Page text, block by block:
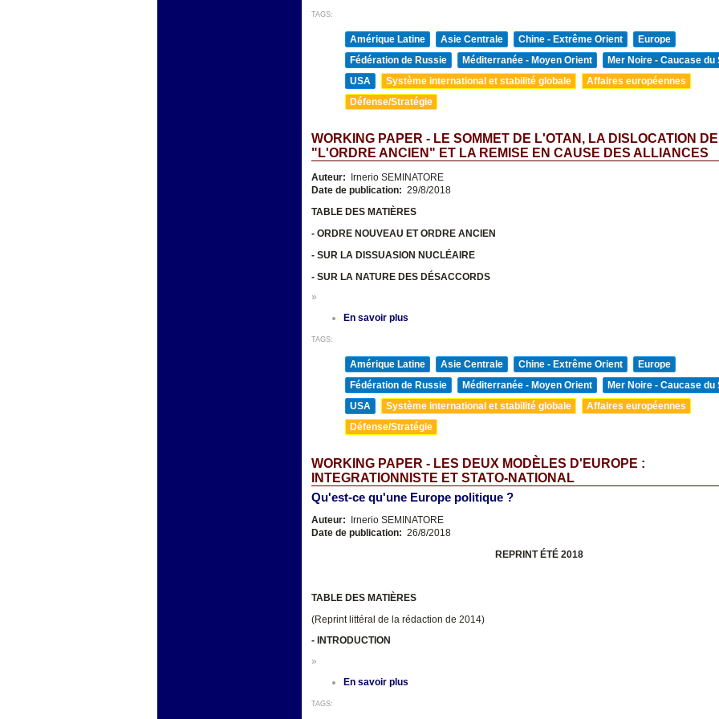
TAGS:
Amérique Latine Asie Centrale Chine - Extrême Orient
Europe
Fédération de Russie
Méditerranée - Moyen Orient
Mer Noire - Caucase du
USA
Système international et stabilité globale
Affaires européennes
Défense/Stratégie
WORKING PAPER - LE SOMMET DE L'OTAN, LA DISLOCATION DE
"L'ORDRE ANCIEN" ET LA REMISE EN CAUSE DES ALLIANCES
Auteur:
Irnerio SEMINATORE
Date de publication: 29/8/2018
TABLE DES MATIÈRES
- ORDRE NOUVEAU ET ORDRE ANCIEN
- SUR LA DISSUASION NUCLÉAIRE
- SUR LA NATURE DES DÉSACCORDS
»
En savoir plus
TAGS:
Amérique Latine Asie Centrale Chine - Extrême Orient
Europe
Fédération de Russie
Méditerranée - Moyen Orient
Mer Noire - Caucase du
USA
Système international et stabilité globale
Affaires européennes
Défense/Stratégie
WORKING PAPER - LES DEUX MODÈLES D'EUROPE :
INTEGRATIONNISTE ET STATO-NATIONAL
Qu'est-ce qu'une Europe politique ?
Auteur:
Irnerio SEMINATORE
Date de publication: 26/8/2018
REPRINT ÉTÉ 2018
TABLE DES MATIÈRES
(Reprint littéral de la rédaction de 2014)
- INTRODUCTION
»
En savoir plus
TAGS: